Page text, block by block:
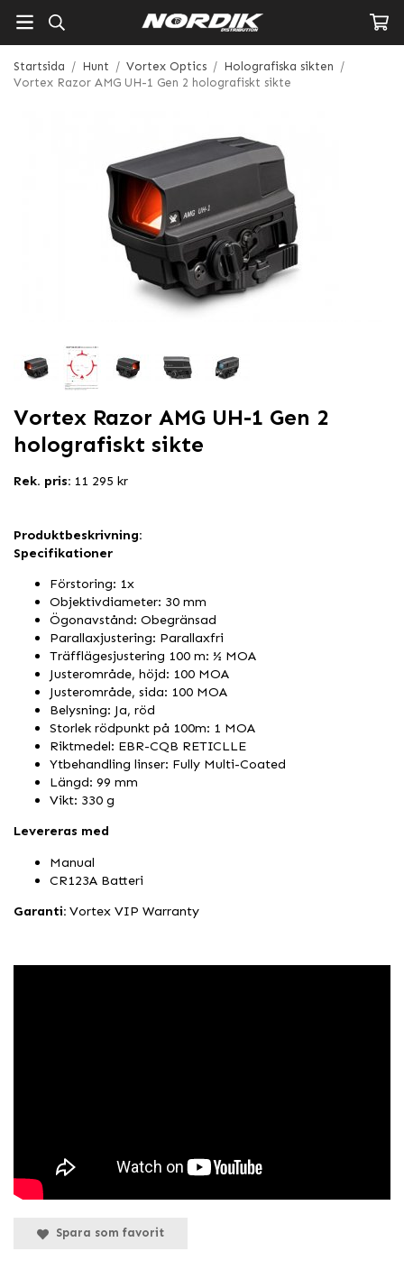
Startsida / Hunt / Vortex Optics / Holografiska sikten /
Vortex Razor AMG UH-1 Gen 2 holografiskt sikte
Vortex Razor AMG UH-1 Gen 2
holografiskt sikte
Rek. pris: 11 295 kr
Produktbeskrivning:
Specifikationer
Förstoring: 1x
Objektivdiameter: 30 mm
Ögonavstånd: Obegränsad
Parallaxjustering: Parallaxfri
Träfflägesjustering 100 m: ½ MOA
Justerområde, höjd: 100 MOA
Justerområde, sida: 100 MOA
Belysning: Ja, röd
Storlek rödpunkt på 100m: 1 MOA
Riktmedel: EBR-CQB RETICLLE
Ytbehandling linser: Fully Multi-Coated
Längd: 99 mm
Vikt: 330 g
Levereras med
Manual
CR123A Batteri
Garanti: Vortex VIP Warranty
Spara som favorit